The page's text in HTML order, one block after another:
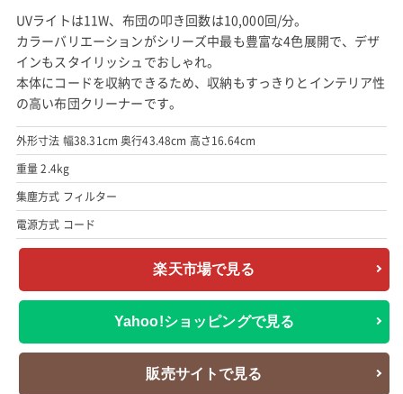
UVライトは11W、布団の叩き回数は10,000回/分。
カラーバリエーションがシリーズ中最も豊富な4色展開で、デザ
インもスタイリッシュでおしゃれ。
本体にコードを収納できるため、収納もすっきりとインテリア性
の高い布団クリーナーです。
外形寸法 幅38.31cm 奥行43.48cm 高さ16.64cm
重量 2.4kg
集塵方式 フィルター
電源方式 コード
楽天市場で見る
Yahoo!ショッピングで見る
販売サイトで見る